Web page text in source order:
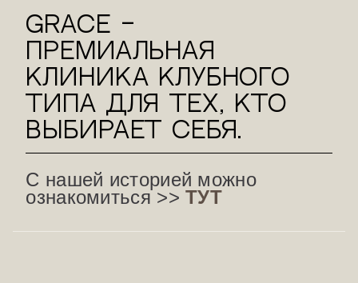
Grace –
премиальная
клиника клубного
типа для тех, кто
выбирает себя.
С нашей историей можно
ознакомиться >>ТУТ